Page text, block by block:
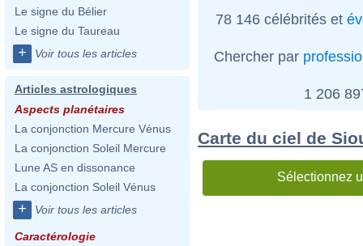
Le signe du Bélier
Le signe du Taureau
+ Voir tous les articles
Articles astrologiques
Aspects planétaires
La conjonction Mercure Vénus
La conjonction Soleil Mercure
Lune AS en dissonance
La conjonction Soleil Vénus
+ Voir tous les articles
Caractérologie
78 146 célébrités et
Chercher par
1 206
Carte du ciel de
Sélectionnez